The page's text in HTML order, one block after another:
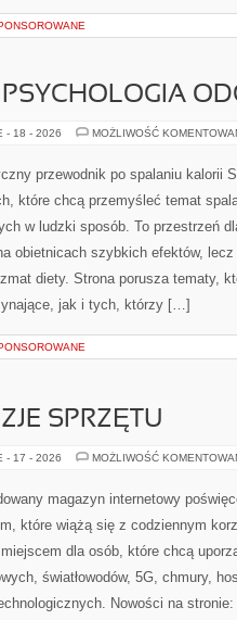
PSYCHOLOGIA
- 18 - 2026 MOŻLIWOŚĆ
przewodnik po spalaniu kalorii
które chcą przemyśleć temat
w ludzki sposób. To przestrzeń
obietnicach szybkich efektów,
diety. Strona porusza tematy,
jak i tych, którzy […]
SPRZĘTU
- 17 - 2026 MOŻLIWOŚĆ
magazyn internetowy
które wiążą się z codziennym
dla osób, które chcą
światłowodów, 5G, chmury,
Nowości na